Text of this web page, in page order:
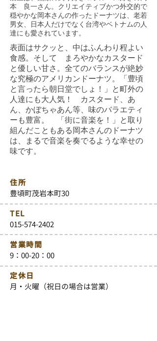
本 良一さん。クリエイティブかつ外交的で
穏やかな岡本さんの作ったドーナツは、老若
男女、日本人だけでなく台湾やベトナムの人
達にも愛されています。
表面はサクッと、中はふんわり程よい
食感。そして まろやかなカスタード
と優しい甘さ。全てのバランスが絶妙
な究極のアメリカンドーナツ。「豊頃
と言ったら朝日堂でしょ！」と町外の
人達にも大人気！ カスタード、あ
ん、かぼちゃあん等、味のバラエティ
ーも豊富。 「街に音楽を！」と取り
組んだこともある岡本さんのドーナツ
は、まるで音楽を奏でるような幸せの
味です。
豊頃町茂岩本町30
住所
015-574-2402
TEL
9：00-20：00
営業時間
月・火曜（祝日の場合は営業）
定休日